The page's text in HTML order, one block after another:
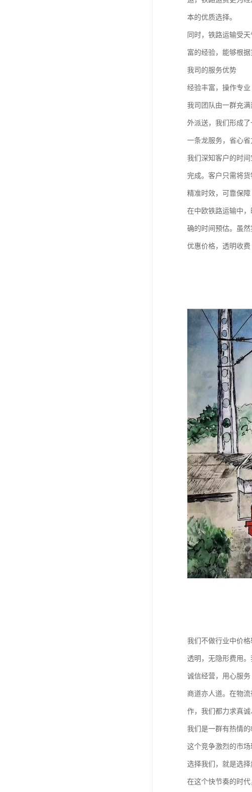
本的优质选择。
同时，铁路运输受
富的经验，能够根
我司的服务优势
经验丰富，操作专业
我司团队由一群充
外派送，我们形成
一条龙服务，省心省
我们深知客户的时
完成。客户只需将货
精准时效，可靠保障
在中欧铁路运输中
确的时间预估。虽
优惠价格，透明收费
我们不做行业中价
透明，无隐形费用
诚信经营，用心服务
商道亦人道。在物
作，我们都力求真诚
我们是一群有热情
这个竞争激烈的市
选择我们，就是选择
在这个快节奏的时